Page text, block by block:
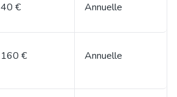
40 € Annuelle
160 € Annuelle